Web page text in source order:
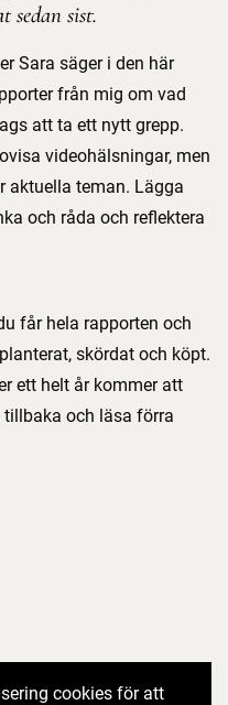
sedan sist.
Sara säger i den här
från mig om vad
att ta ett nytt grepp.
videohälsningar, men
aktuella teman. Lägga
och råda och reflektera
får hela rapporten och
skördat och köpt.
ett helt år kommer att
och läsa förra
cookies för att